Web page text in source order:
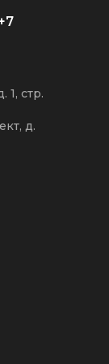
1, стр.
д.